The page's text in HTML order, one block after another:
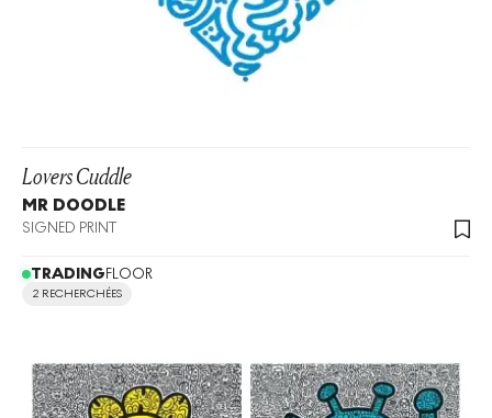
Lovers Cuddle
MR DOODLE
SIGNED PRINT
TRADINGFLOOR
2 RECHERCHÉES